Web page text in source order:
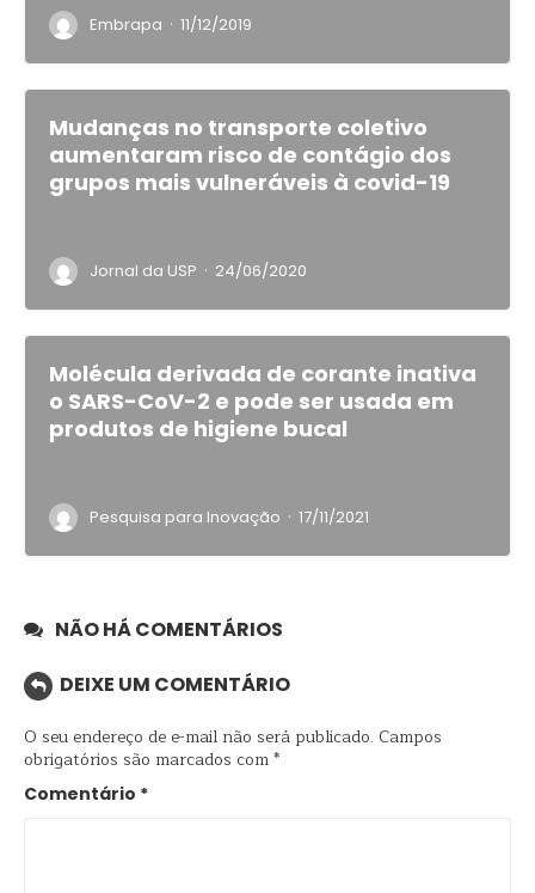
Embrapa · 11/12/2019
Mudanças no transporte coletivo
aumentaram risco de contágio dos
grupos mais vulneráveis à covid-19
Jornal da USP · 24/06/2020
Molécula derivada de corante inativa
o SARS-CoV-2 e pode ser usada em
produtos de higiene bucal
Pesquisa para Inovação · 17/11/2021
NÃO HÁ COMENTÁRIOS
DEIXE UM COMENTÁRIO
O seu endereço de e-mail não será publicado. Campos
obrigatórios são marcados com*
Comentário *